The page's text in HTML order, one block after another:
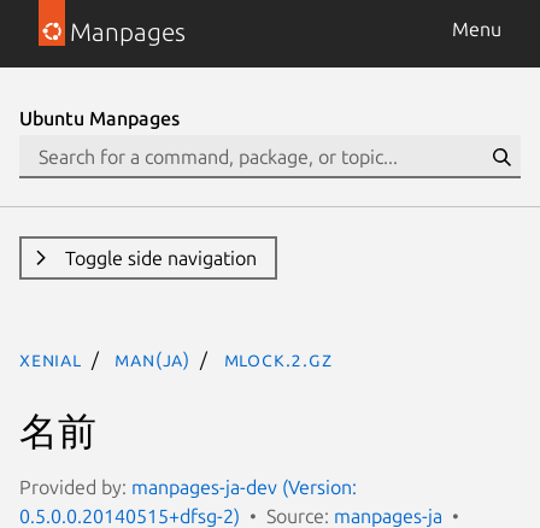
Manpages Menu
Ubuntu Manpages
Toggle side navigation
xenial man(ja) mlock.2.gz
名前
Provided by: manpages-ja-dev (Version:
0.5.0.0.20140515+dfsg-2)
Source: manpages-ja